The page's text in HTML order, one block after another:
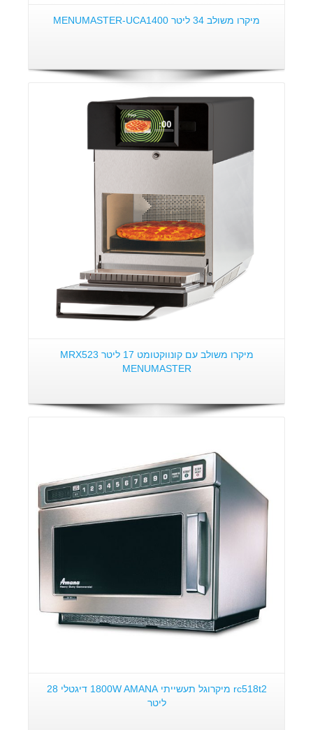
מיקרו משולב 34 ליטר MENUMASTER-UCA1400
פרטים:
מיקרו משולב עם קונווקטומט 17 ליטר MRX523
MENUMASTER
פרטים:
rc518t2 מיקרוגל תעשייתי 1800W AMANA דיגטלי 28
ליטר